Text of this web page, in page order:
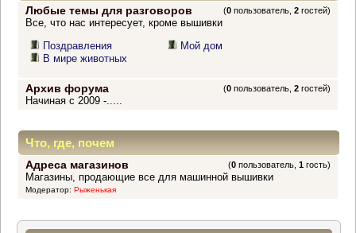
Любые темы для разговоров (0 пользователь,2 гостей)
Все, что нас интересует, кроме вышивки
Поздравления
В мире животных
Мой дом
Архив форума (0 пользователь,2 гостей)
Начиная с 2009 -.....
Что, где, почем
Адреса магазинов (0 пользователь,1 гость)
Магазины, продающие все для машинной вышивки
Модератор: Рыженькая